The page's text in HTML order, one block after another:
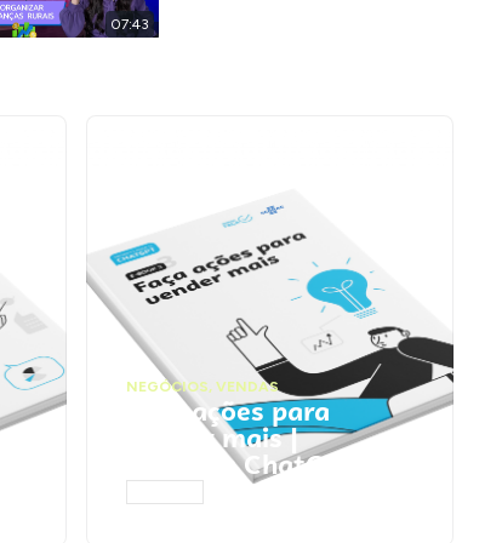
07:43
NEGÓCIOS, VENDAS
Faça ações para
vender mais |
Prompts ChatGPT